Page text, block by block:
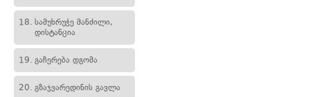
18. სამუხრუჭე მანძილი,
დისტანცია
19. გაჩერება დგომა
20. გზაჯვარედინის გავლა